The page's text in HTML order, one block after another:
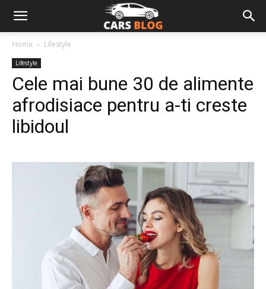
Home Lifestyle
Lifestyle
Cele mai bune 30 de alimente
afrodisiace pentru a-ti creste
libidoul